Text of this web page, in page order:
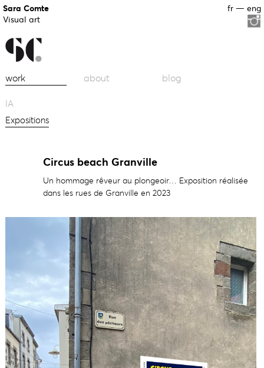
work
IA
Expositions
about blog
Sara Comte
Visual art
fr — eng
Circus beach Granville
Un hommage rêveur au plongeoir… Exposition réalisée
dans les rues de Granville en 2023